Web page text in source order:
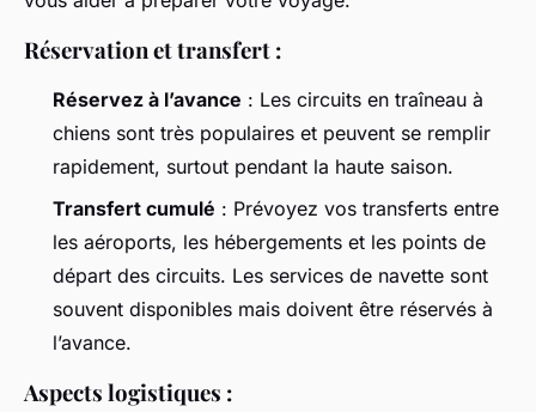
Réservation et transfert :
Réservez à l’avance : Les circuits en traîneau à
chiens sont très populaires et peuvent se remplir
rapidement, surtout pendant la haute saison.
Transfert cumulé : Prévoyez vos transferts entre
les aéroports, les hébergements et les points de
départ des circuits. Les services de navette sont
souvent disponibles mais doivent être réservés à
l’avance.
Aspects logistiques :